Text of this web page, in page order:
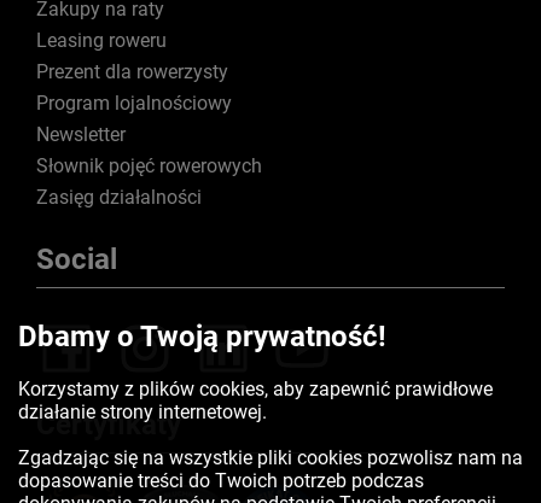
Zakupy na raty
Leasing roweru
Prezent dla rowerzysty
Program lojalnościowy
Newsletter
Słownik pojęć rowerowych
Zasięg działalności
Social
Certyfikaty
Dbamy o Twoją prywatność!
Korzystamy z plików cookies, aby zapewnić prawidłowe
działanie strony internetowej.
Zgadzając się na wszystkie pliki cookies pozwolisz nam na
dopasowanie treści do Twoich potrzeb podczas